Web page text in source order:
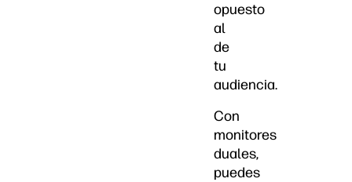
opuesto
al
de
tu
audiencia.
Con
monitores
duales,
puedes